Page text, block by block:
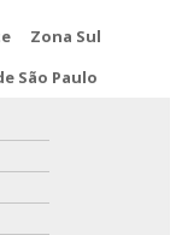
Zona Sul
São Paulo